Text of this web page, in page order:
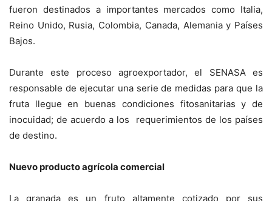
fueron destinados a importantes mercados como Italia,
Reino Unido, Rusia, Colombia, Canada, Alemania y Países
Bajos.
Durante este proceso agroexportador, el SENASA es
responsable de ejecutar una serie de medidas para que la
fruta llegue en buenas condiciones fitosanitarias y de
inocuidad; de acuerdo a los requerimientos de los países
de destino.
Nuevo producto agrícola comercial
La granada es un fruto altamente cotizado por sus